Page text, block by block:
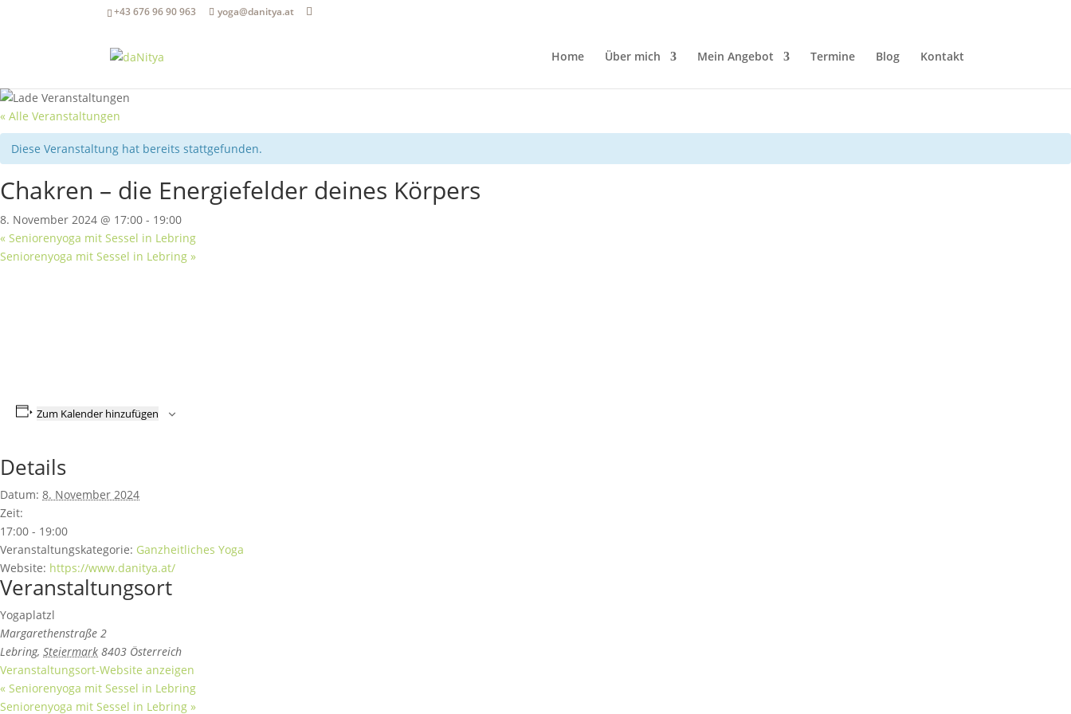
+43 676 96 90 963 yoga@danitya.at
Home Über mich Mein Angebot Termine Blog Kontakt
« Alle Veranstaltungen
Diese Veranstaltung hat bereits stattgefunden.
Chakren – die Energiefelder deines Körpers
8. November 2024 @ 17:00 - 19:00
« Seniorenyoga mit Sessel in Lebring
Seniorenyoga mit Sessel in Lebring »
Zum Kalender hinzufügen
Details
Datum: 8. November 2024
Zeit:
17:00 - 19:00
Veranstaltungskategorie: Ganzheitliches Yoga
Website: https://www.danitya.at/
Veranstaltungsort
Yogaplatzl
Margarethenstraße 2
Lebring, Steiermark 8403 Österreich
Veranstaltungsort-Website anzeigen
« Seniorenyoga mit Sessel in Lebring
Seniorenyoga mit Sessel in Lebring »